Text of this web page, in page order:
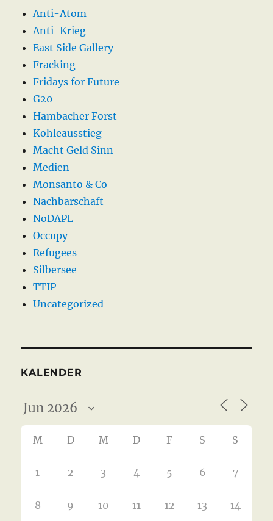
Anti-Atom
Anti-Krieg
East Side Gallery
Fracking
Fridays for Future
G20
Hambacher Forst
Kohleausstieg
Macht Geld Sinn
Medien
Monsanto & Co
Nachbarschaft
NoDAPL
Occupy
Refugees
Silbersee
TTIP
Uncategorized
KALENDER
M D M D F S S
1 2 3 4 5 6 7
8 9 10 11 12 13 14